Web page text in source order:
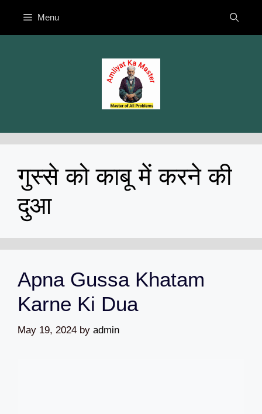
content
Menu
गुस्से को काबू में करने की
दुआ
Apna Gussa Khatam
Karne Ki Dua
May 19, 2024 by admin